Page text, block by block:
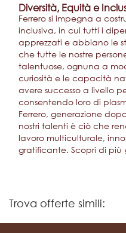
Diversità, Equità e
Ferrero si impegna a
inclusiva, in cui tutti i
apprezzati e abbiano le
che tutte le nostre
talentuose, ognuna a
curiosità e le capacità
avere successo a livello
consentendo loro di
Ferrero, generazione
nostri talenti è ciò che
lavoro multiculturale,
gratificante. Scopri di più
Trova offerte simili: